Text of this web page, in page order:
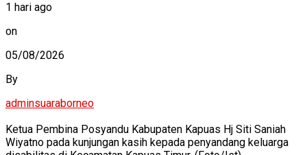
1 hari ago
on
05/08/2026
By
adminsuaraborneo
Ketua Pembina Posyandu Kabupaten Kapuas Hj Siti Saniah
Wiyatno pada kunjungan kasih kepada penyandang keluarga